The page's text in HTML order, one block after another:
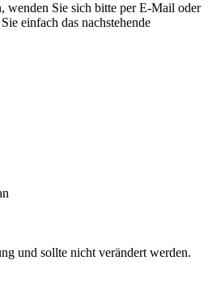
wenden Sie sich bitte per E-Mail oder
einfach das nachstehende
und sollte nicht verändert werden.